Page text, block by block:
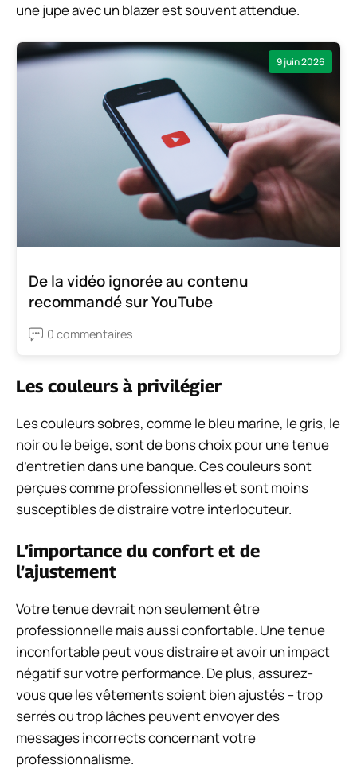
une jupe avec un blazer est souvent attendue.
9 juin 2026
De la vidéo ignorée au contenu
recommandé sur YouTube
0 commentaires
Les couleurs à privilégier
Les couleurs sobres, comme le bleu marine, le gris, le
noir ou le beige, sont de bons choix pour une tenue
d’entretien dans une banque. Ces couleurs sont
perçues comme professionnelles et sont moins
susceptibles de distraire votre interlocuteur.
L’importance du confort et de
l’ajustement
Votre tenue devrait non seulement être
professionnelle mais aussi confortable. Une tenue
inconfortable peut vous distraire et avoir un impact
négatif sur votre performance. De plus, assurez-
vous que les vêtements soient bien ajustés – trop
serrés ou trop lâches peuvent envoyer des
messages incorrects concernant votre
professionnalisme.